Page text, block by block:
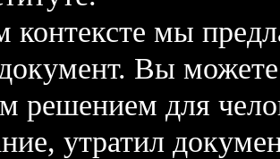
контексте мы
Вы можете
решением для
утратил